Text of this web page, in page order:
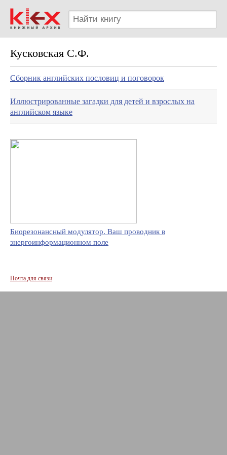
Кусковская С.Ф.
Сборник английских пословиц и поговорок
Иллюстрированные загадки для детей и взрослых на
английском языке
Биорезонансный модулятор. Ваш проводник в
энергоинформационном поле
Почта для связи